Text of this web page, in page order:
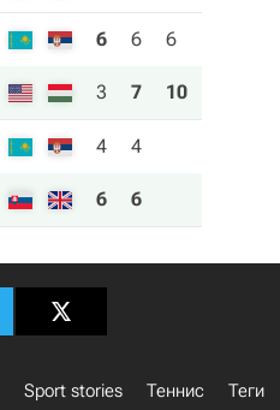
6 6 6
3 7 10
4 4
6 6
Sport stories Теннис Теги